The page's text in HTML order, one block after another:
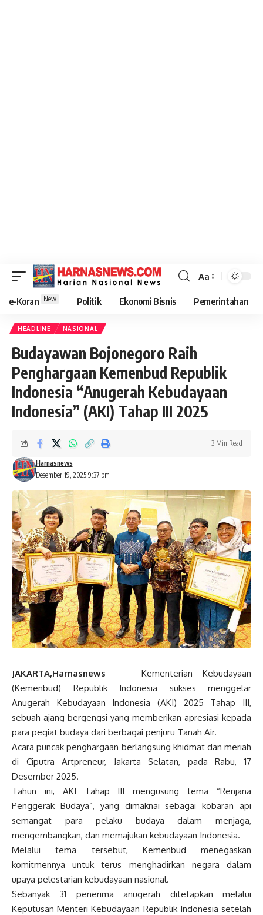
Aa
e-Koran New Politik Ekonomi Bisnis Pemerintahan
HEADLINE NASIONAL
Budayawan Bojonegoro Raih
Penghargaan Kemenbud Republik
Indonesia “Anugerah Kebudayaan
Indonesia” (AKI) Tahap III 2025
Desember 19, 2025 9:37 pm
Harnasnews
3 Min Read
JAKARTA,Harnasnews – Kementerian Kebudayaan
(Kemenbud) Republik Indonesia sukses menggelar
Anugerah Kebudayaan Indonesia (AKI) 2025 Tahap III,
sebuah ajang bergengsi yang memberikan apresiasi kepada
para pegiat budaya dari berbagai penjuru Tanah Air.
Acara puncak penghargaan berlangsung khidmat dan meriah
di Ciputra Artpreneur, Jakarta Selatan, pada Rabu, 17
Desember 2025.
Tahun ini, AKI Tahap III mengusung tema “Renjana
Penggerak Budaya”, yang dimaknai sebagai kobaran api
semangat para pelaku budaya dalam menjaga,
mengembangkan, dan memajukan kebudayaan Indonesia.
Melalui tema tersebut, Kemenbud menegaskan
komitmennya untuk terus menghadirkan negara dalam
upaya pelestarian kebudayaan nasional.
Sebanyak 31 penerima anugerah ditetapkan melalui
Keputusan Menteri Kebudayaan Republik Indonesia setelah